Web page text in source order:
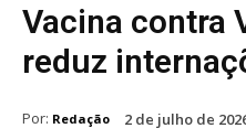
Vacina contra
reduz
Por: Redação 2 de julho de